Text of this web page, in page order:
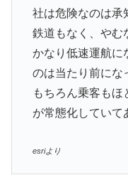
社は危険なのは承
鉄道もなく、やむ
かなり低速運航に
のは当たり前にな
もちろん乗客もほ
が常態化していて
esriより